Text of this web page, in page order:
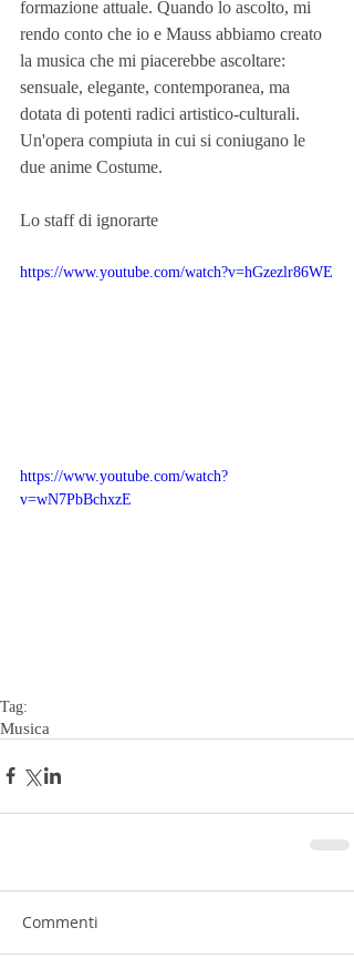
formazione attuale. Quando lo ascolto, mi
rendo conto che io e Mauss abbiamo creato
la musica che mi piacerebbe ascoltare:
sensuale, elegante, contemporanea, ma
dotata di potenti radici artistico-culturali.
Un'opera compiuta in cui si coniugano le
due anime Costume.
Lo staff di ignorarte
https://www.youtube.com/watch?v=hGzezlr86WE
https://www.youtube.com/watch?
v=wN7PbBchxzE
Tag:
Musica
Commenti